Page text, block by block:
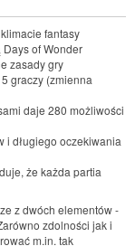
fantasy
of Wonder
zasady gry
graczy (zmienna
daje 280 możliwości
i długiego oczekiwania
że każda partia
z dwóch elementów -
zdolności jak i
m.in. tak